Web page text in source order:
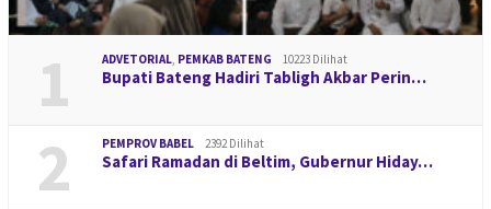
1 ADVETORIAL, PEMKAB BATENG 10223 Dilihat
Bupati Bateng Hadiri Tabligh Akbar Perin…
2 PEMPROV BABEL 2392 Dilihat
Safari Ramadan di Beltim, Gubernur Hiday…